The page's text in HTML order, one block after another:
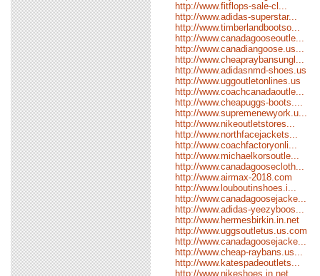
http://www.fitflops-sale-cl...
http://www.adidas-superstar...
http://www.timberlandbootso...
http://www.canadagooseoutle...
http://www.canadiangoose.us...
http://www.cheapraybansungl...
http://www.adidasnmd-shoes.us
http://www.uggoutletonlines.us
http://www.coachcanadaoutle...
http://www.cheapuggs-boots....
http://www.supremenewyork.u...
http://www.nikeoutletstores...
http://www.northfacejackets...
http://www.coachfactoryonli...
http://www.michaelkorsoutle...
http://www.canadagoosecloth...
http://www.airmax-2018.com
http://www.louboutinshoes.i...
http://www.canadagoosejacke...
http://www.adidas-yeezyboos...
http://www.hermesbirkin.in.net
http://www.uggsoutletus.us.com
http://www.canadagoosejacke...
http://www.cheap-raybans.us...
http://www.katespadeoutlets...
http://www.nikeshoes.in.net